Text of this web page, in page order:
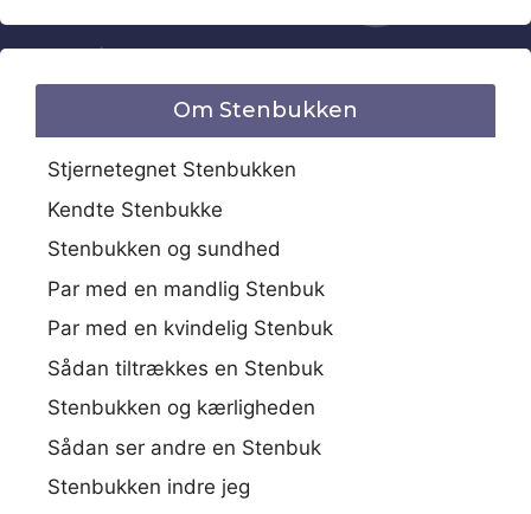
Om Stenbukken
Stjernetegnet Stenbukken
Kendte Stenbukke
Stenbukken og sundhed
Par med en mandlig Stenbuk
Par med en kvindelig Stenbuk
Sådan tiltrækkes en Stenbuk
Stenbukken og kærligheden
Sådan ser andre en Stenbuk
Stenbukken indre jeg